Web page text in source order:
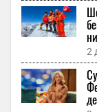
истиот беше
24 минути -
Македонскиот
Докерти Kуп
24 минути - Гол-
Недостигот на
2